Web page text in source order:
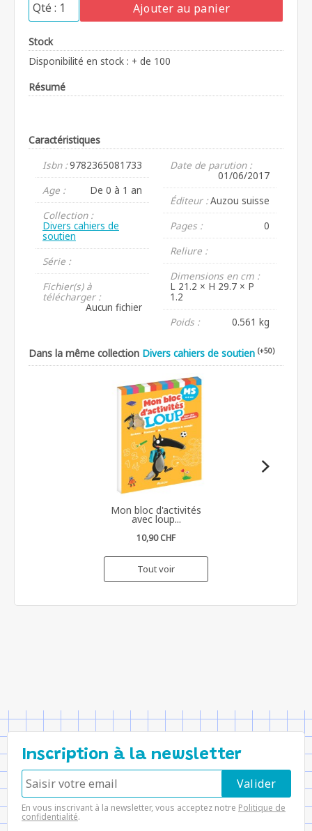
Ajouter au panier
Stock
Disponibilité en stock : + de 100
Résumé
Caractéristiques
Isbn :9782365081733
Age :
De 0 à 1 an
Collection :
Divers cahiers de
soutien
Série :
Fichier(s) à
télécharger :
Aucun fichier
Date de parution :
01/06/2017
Éditeur :Auzou suisse
Pages :
0
Reliure :
Dimensions en cm :
L 21.2 × H 29.7 × P
1.2
Poids :
0.561 kg
Dans la même collection Divers cahiers de soutien (+50)
Mon bloc d'activités
avec loup...
10,90 CHF
Tout voir
Inscription à la newsletter
En vous inscrivant à la newsletter, vous acceptez notre Politique de
confidentialité.